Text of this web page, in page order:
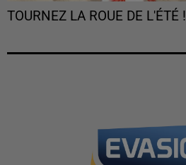
TOURNEZ LA ROUE DE L'ÉTÉ !